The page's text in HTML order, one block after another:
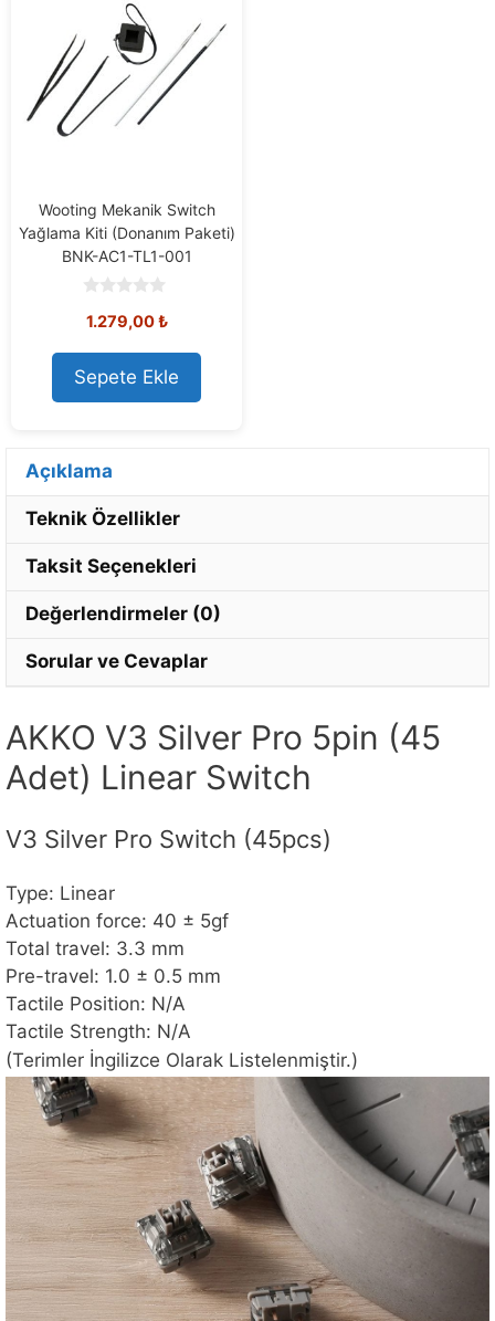
Wooting Mekanik Switch
Yağlama Kiti (Donanım Paketi)
BNK-AC1-TL1-001
o
t
o
f
5
1.279,00₺
Sepete Ekle
Açıklama
Teknik Özellikler
Taksit Seçenekleri
Değerlendirmeler (0)
Sorular ve Cevaplar
AKKO V3 Silver Pro 5pin (45
Adet) Linear Switch
V3 Silver Pro Switch (45pcs)
Type: Linear
Actuation force: 40 ± 5gf
Total travel: 3.3 mm
Pre-travel: 1.0 ± 0.5 mm
Tactile Position: N/A
Tactile Strength: N/A
(Terimler İngilizce Olarak Listelenmiştir.)